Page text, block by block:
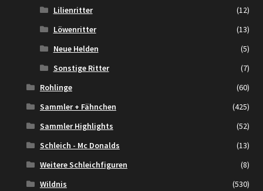
Lilienritter
(12)
Löwenritter
(13)
Neue Helden
(5)
Sonstige Ritter
(7)
Rohlinge
(60)
Sammler + Fähnchen
(425)
Sammler Highlights
(52)
Schleich - Mc Donalds
(13)
Weitere Schleichfiguren
(8)
Wildnis
(530)